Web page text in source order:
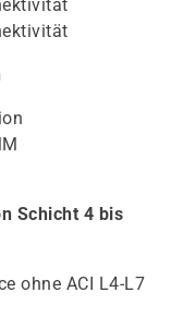
Schicht 4 bis
ohne ACI L4-L7